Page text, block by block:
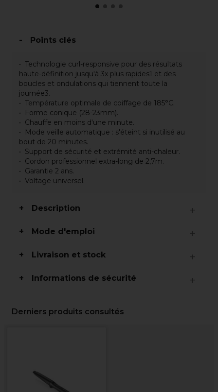
Points clés
Technologie curl-responsive pour des résultats
haute-définition jusqu'à 3x plus rapides1 et des
boucles et ondulations qui tiennent toute la
journée3.
Température optimale de coiffage de 185°C.
Forme conique (28-23mm).
Chauffe en moins d'une minute.
Mode veille automatique : s'éteint si inutilisé au
bout de 20 minutes.
Support de sécurité et extrémité anti-chaleur.
Cordon professionnel extra-long de 2,7m.
Garantie 2 ans.
Voltage universel.
Description
Mode d'emploi
Livraison et stock
Informations de sécurité
Derniers produits consultés